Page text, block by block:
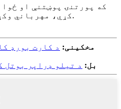
که پورتنۍ پوښتنې او
کړي، مهرباني وکړئ موږ سره اړیکه ونیسئ.
مخکینی: د کارت بورډ
بل: د تیلو ډراپر بوتل